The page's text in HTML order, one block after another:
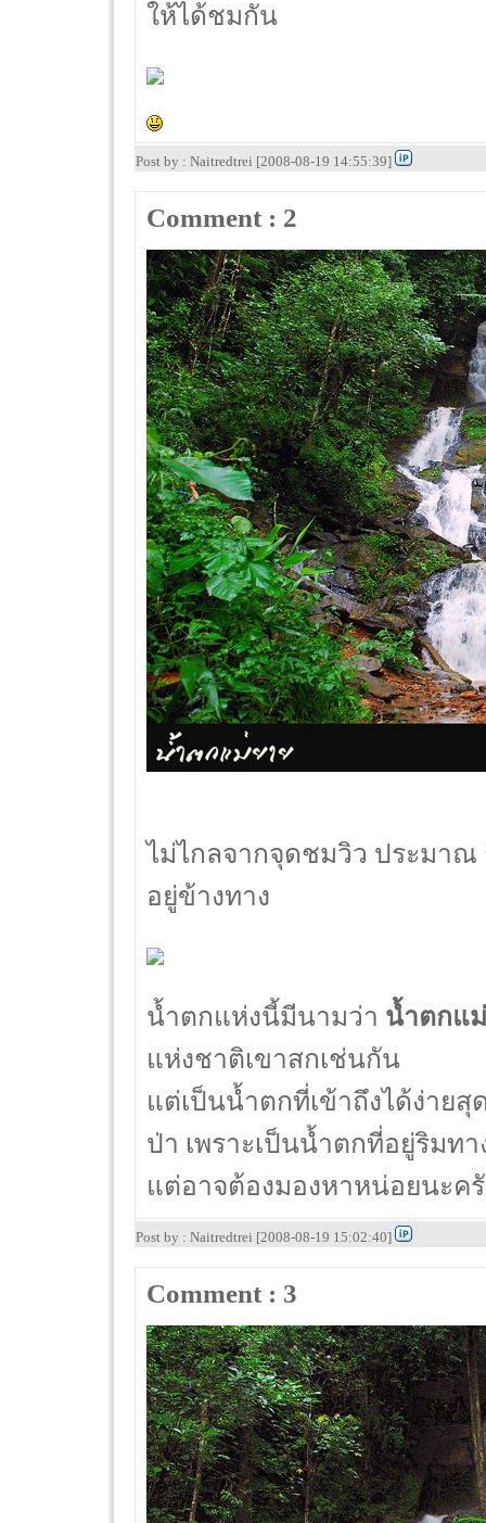
ให้ได้ชมกัน
Post by : Naitredtrei [2008-08-19 14:55:39]
Comment : 2
ไม่ไกลจากจุดชมวิว ประมาณ
อยู่ข้างทาง
น้ำตกแห่งนี้มีนามว่า น้ำตกแ
แห่งชาติเขาสกเช่นกัน
แต่เป็นน้ำตกที่เข้าถึงได้ง่าย
ป่า เพราะเป็นน้ำตกที่อยู่ริมทา
แต่อาจต้องมองหาหน่อยนะค
Post by : Naitredtrei [2008-08-19 15:02:40]
Comment : 3